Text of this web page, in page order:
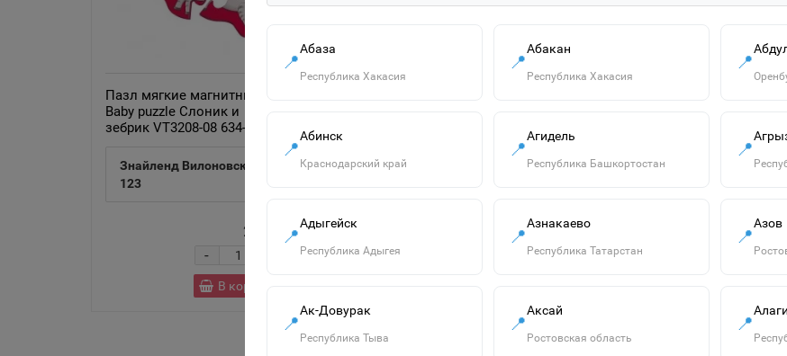
📍
Абаза
Республика Хакасия
📍
Абакан
Республика Хакасия
📍
📍
Абинск
Краснодарский край
📍
Агидель
Республика Башкортостан
📍
📍
Адыгейск
Республика Адыгея
📍
Азнакаево
Республика Татарстан
📍
Азов
📍
Ак-Довурак
Республика Тыва
📍
Аксай
Ростовская область
📍
Пазл мягкие магнитные
Baby puzzle Слоник и
зебрик VT3208-08 634-831
Знайленд Вилоновская
123
220р.
-
В корзину